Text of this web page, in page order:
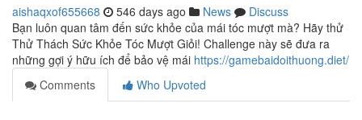
aishaqxof655668 546 days ago News
Discuss
Bạn luôn quan tâm đến sức khỏe của mái tóc mượt mà? Hãy thử
Thử Thách Sức Khỏe Tóc Mượt Giỏi! Challenge này sẽ đưa ra
những gợi ý hữu ích để bảo vệ mái https://gamebaidoithuong.diet/
Comments
Who Upvoted